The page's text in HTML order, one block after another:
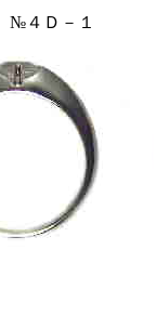
№４Ｄ－１